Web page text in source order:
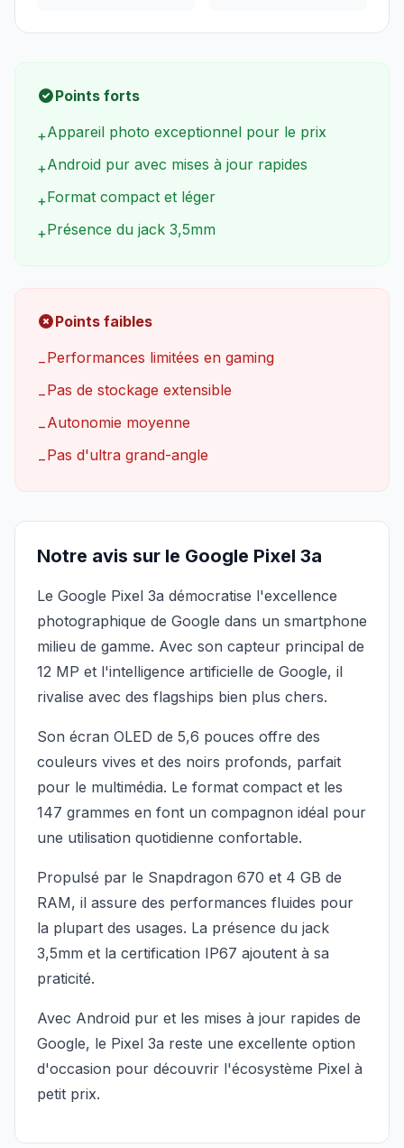
Points forts
+Appareil photo exceptionnel pour le prix
+Android pur avec mises à jour rapides
+Format compact et léger
+Présence du jack 3,5mm
Points faibles
−Performances limitées en gaming
−Pas de stockage extensible
−Autonomie moyenne
−Pas d'ultra grand-angle
Notre avis sur le Google Pixel 3a
Le Google Pixel 3a démocratise l'excellence
photographique de Google dans un smartphone
milieu de gamme. Avec son capteur principal de
12 MP et l'intelligence artificielle de Google, il
rivalise avec des flagships bien plus chers.
Son écran OLED de 5,6 pouces offre des
couleurs vives et des noirs profonds, parfait
pour le multimédia. Le format compact et les
147 grammes en font un compagnon idéal pour
une utilisation quotidienne confortable.
Propulsé par le Snapdragon 670 et 4 GB de
RAM, il assure des performances fluides pour
la plupart des usages. La présence du jack
3,5mm et la certification IP67 ajoutent à sa
praticité.
Avec Android pur et les mises à jour rapides de
Google, le Pixel 3a reste une excellente option
d'occasion pour découvrir l'écosystème Pixel à
petit prix.